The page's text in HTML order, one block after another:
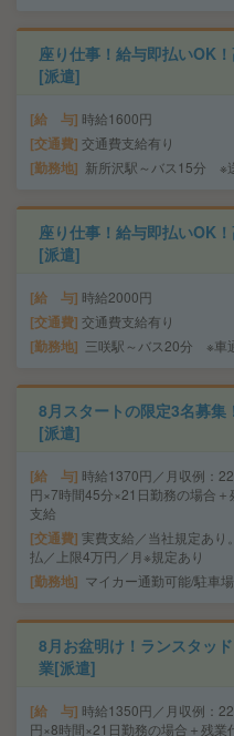
座り仕事！給与即払いOK
[派遣]
給 与 時給1600円
交通費 交通費支給有り
勤務地 新所沢駅～バス15分 ※
座り仕事！給与即払いOK
[派遣]
給 与 時給2000円
交通費 交通費支給有り
勤務地 三咲駅～バス20分 ※車
8月スタートの限定3名募
[派遣]
給 与 時給1370円／月収例：
円×7時間45分×21日勤務の場合＋
支給
交通費 実費支給／当社規定あり
払／上限4万円／月※規定あり
勤務地 マイカー通勤可能/駐車
8月お盆明け！ランスタッ
業[派遣]
給 与 時給1350円／月収例：
円×8時間×21日勤務の場合＋残業